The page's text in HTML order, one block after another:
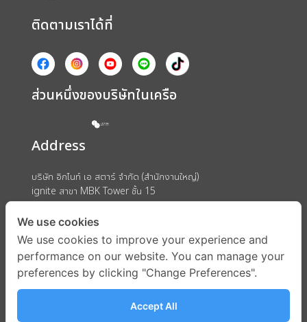
ติดตามเราได้ที่
ส่วนหนึ่งของบริษัทในเครือ
Address
บริษัท อิกไนท์ เอ สตาร์ จำกัด (สำนักงานใหญ่)
ignite สาขา MBK Tower ชั้น 15
ถนนพญาไท แขวงวังใหม่ เขตปทุมวัน กรุงเทพมหานคร 10330
We use cookies
We use cookies to improve your experience and
performance on our website. You can manage your
preferences by clicking "Change Preferences".
Accept All